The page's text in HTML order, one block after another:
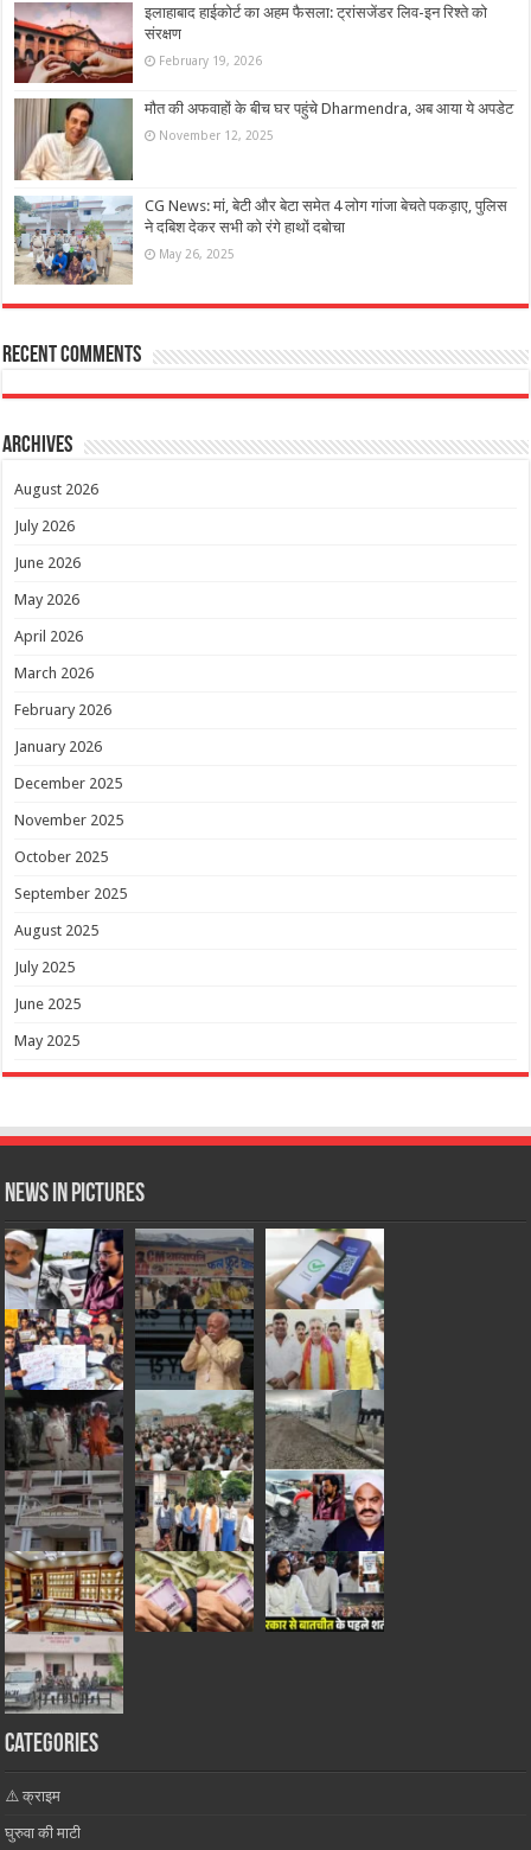
इलाहाबाद हाईकोर्ट का अहम फैसला: ट्रांसजेंडर लिव-इन रिश्ते को
संरक्षण
February 19, 2026
मौत की अफवाहों के बीच घर पहुंचे Dharmendra, अब आया ये अपडेट
November 12, 2025
CG News: मां, बेटी और बेटा समेत 4 लोग गांजा बेचते पकड़ाए, पुलिस
ने दबिश देकर सभी को रंगे हाथों दबोचा
May 26, 2025
Recent Comments
Archives
August 2026
July 2026
June 2026
May 2026
April 2026
March 2026
February 2026
January 2026
December 2025
November 2025
October 2025
September 2025
August 2025
July 2025
June 2025
May 2025
News in Pictures
Categories
⚠️ क्राइम
घुरुवा की माटी